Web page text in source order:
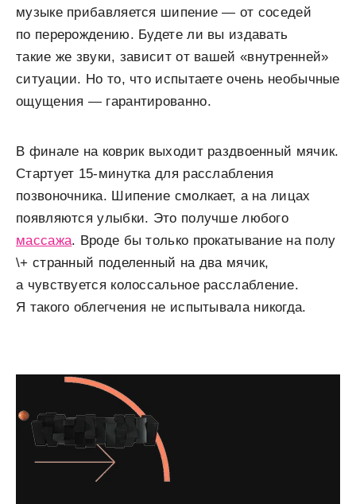
музыке прибавляется шипение — от соседей
по перерождению. Будете ли вы издавать
такие же звуки, зависит от вашей «внутренней»
ситуации. Но то, что испытаете очень необычные
ощущения — гарантированно.
В финале на коврик выходит раздвоенный мячик.
Стартует 15-минутка для расслабления
позвоночника. Шипение смолкает, а на лицах
появляются улыбки. Это получше любого
массажа. Вроде бы только прокатывание на полу
\+ странный поделенный на два мячик,
а чувствуется колоссальное расслабление.
Я такого облегчения не испытывала никогда.